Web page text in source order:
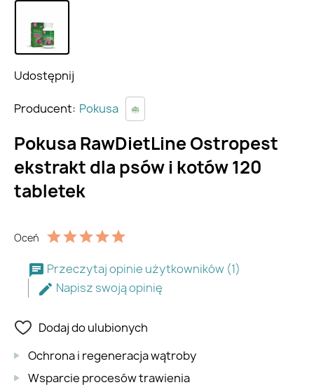
Pokusa RawDietLine Ostropest
ekstrakt dla psów i kotów 120
tabletek
Producent: Pokusa
Oceń
Przeczytaj opinie użytkowników (1)
Napisz swoją opinię
Dodaj do ulubionych
Ochrona i regeneracja wątroby
Wsparcie procesów trawienia
Udostępnij